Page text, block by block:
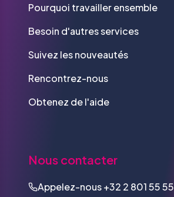
Pourquoi travailler ensemble
Besoin d'autres services
Suivez les nouveautés
Rencontrez-nous
Obtenez de l'aide
Nous contacter
Appelez-nous+32 2 801 55 55